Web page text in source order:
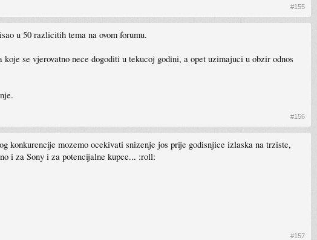
#155
u 50 razlicitih tema na ovom forumu.
se vjerovatno nece dogoditi u tekucoj godini, a opet uzimajuci u obzir odnos
#156
konkurencije mozemo ocekivati snizenje jos prije godisnjice izlaska na trziste,
i za Sony i za potencijalne kupce... :roll:
#157